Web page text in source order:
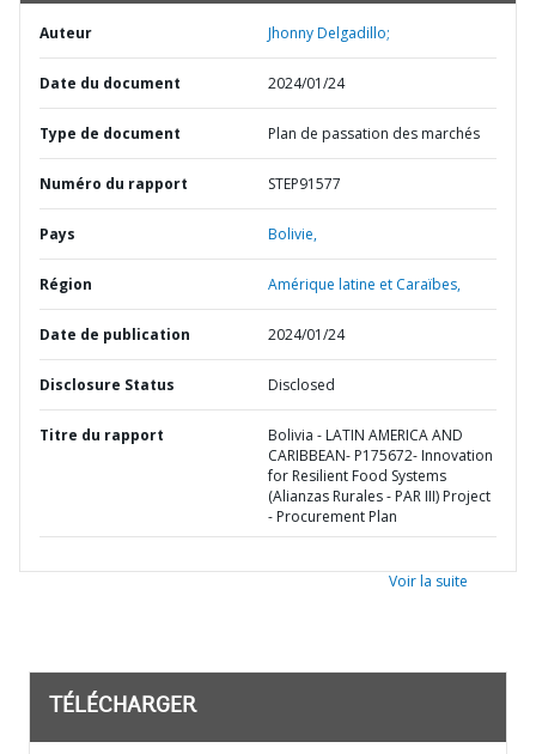
Auteur Jhonny Delgadillo;
Date du document 2024/01/24
Type de document Plan de passation des marchés
Numéro du rapport STEP91577
Pays Bolivie,
Région Amérique latine et Caraïbes,
Date de publication 2024/01/24
Disclosure Status Disclosed
Titre du rapport
Bolivia - LATIN AMERICA AND
CARIBBEAN- P175672- Innovation
for Resilient Food Systems
(Alianzas Rurales - PAR III) Project
- Procurement Plan
Voir la suite
TÉLÉCHARGER